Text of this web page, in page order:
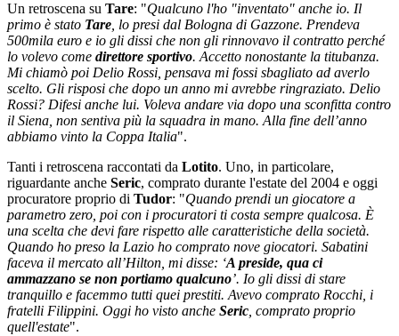
Un retroscena su Tare: "Qualcuno l'ho "inventato" anche io. Il
primo è stato Tare , lo presi dal Bologna di Gazzone. Prendeva
500mila euro e io gli dissi che non gli rinnovavo il contratto perché
lo volevo come direttore sportivo. Accetto nonostante la titubanza.
Mi chiamò poi Delio Rossi, pensava mi fossi sbagliato ad averlo
scelto. Gli risposi che dopo un anno mi avrebbe ringraziato. Delio
Rossi? Difesi anche lui. Voleva andare via dopo una sconfitta contro
il Siena, non sentiva più la squadra in mano. Alla fine dell’anno
abbiamo vinto la Coppa Italia".
Tanti i retroscena raccontati da Lotito. Uno, in particolare,
riguardante anche Seric, comprato durante l'estate del 2004 e oggi
procuratore proprio di Tudor: "Quando prendi un giocatore a
parametro zero, poi con i procuratori ti costa sempre qualcosa. È
una scelta che devi fare rispetto alle caratteristiche della società.
Quando ho preso la Lazio ho comprato nove giocatori. Sabatini
faceva il mercato all’Hilton, mi disse: ‘A preside, qua ci
ammazzano se non portiamo qualcuno’. Io gli dissi di stare
tranquillo e facemmo tutti quei prestiti. Avevo comprato Rocchi, i
fratelli Filippini. Oggi ho visto anche Seric , comprato proprio
quell'estate".